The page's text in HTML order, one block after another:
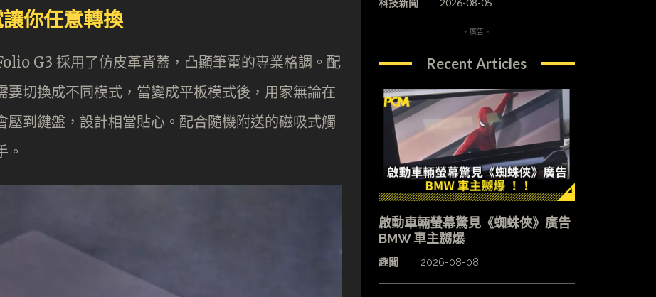
你任意轉換
G3 採用了仿皮革背蓋，凸顯筆電的專業格調。配
要切換成不同模式，當變成平板模式後，用家無論在
壓到鍵盤，設計相當貼心。配合隨機附送的磁吸式觸
。
科技新聞 2026-08-05
- 廣告 -
Recent Articles
啟動車輛螢幕驚見《蜘蛛俠》廣告
BMW 車主嬲爆
趣聞 2026-08-08